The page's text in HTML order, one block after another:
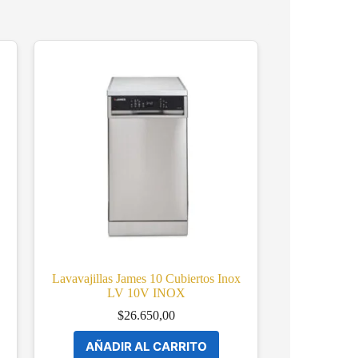
Lavavajillas James 10 Cubiertos Inox
LV 10V INOX
$26.650,00
AÑADIR AL CARRITO